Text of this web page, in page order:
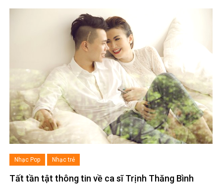
Nhạc Pop Nhạc trẻ
Tất tần tật thông tin về ca sĩ Trịnh Thăng Bình